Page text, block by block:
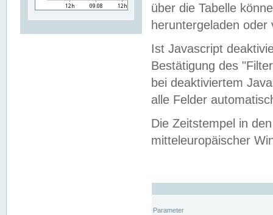
über die Tabelle
heruntergeladen oder
Ist Javascript
Bestätigung des
bei deaktiviertem
alle Felder
Die Zeitstempel in
mitteleuropäischer
Parameter